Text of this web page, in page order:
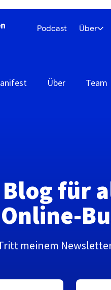
Podcast Über
Über Team
Blog für
Online-
meinem